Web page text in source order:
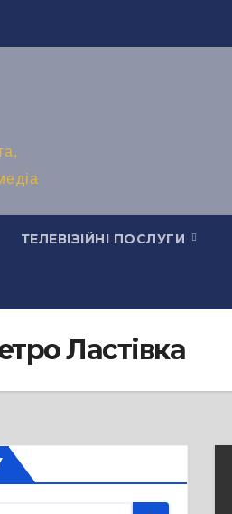
ТЕЛЕВІЗІЙНІ ПОСЛУГИ
Ластівка